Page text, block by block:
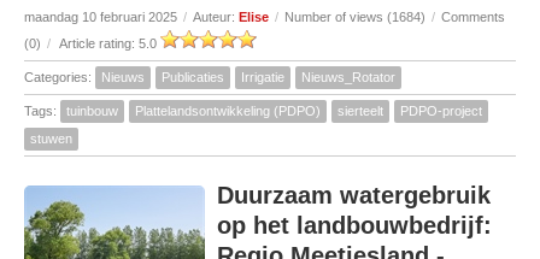
maandag 10 februari 2025 / Auteur: Elise / Number of views (1684) / Comments
(0) / Article rating: 5.0
Categories: Nieuws Publicaties Irrigatie Nieuws_Rotator
Tags: tuinbouw Plattelandsontwikkeling (PDPO) sierteelt
PDPO-project
stuwen
Duurzaam watergebruik
op het landbouwbedrijf: